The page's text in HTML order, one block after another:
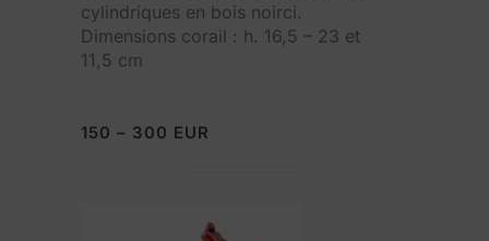
cylindriques en bois noirci.
Dimensions corail : h. 16,5 – 23 et
11,5 cm
150 – 300 EUR